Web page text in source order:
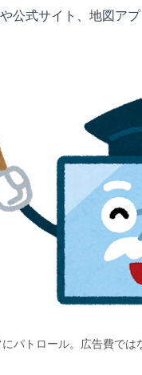
公式サイト、地図ア
パトロール。広告費で